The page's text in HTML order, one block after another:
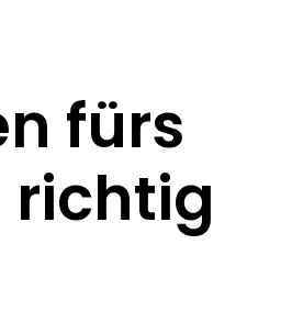
fürs
richtig